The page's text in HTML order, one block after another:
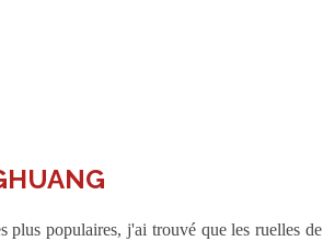
plus populaires, j'ai trouvé que les ruelles de